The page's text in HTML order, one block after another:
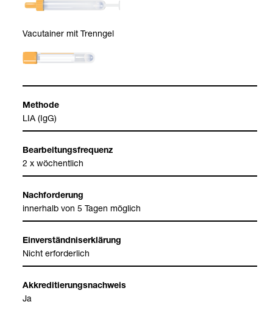
Vacu­tai­ner mit Trenn­gel
Methode
LIA (IgG)
Bear­bei­tungs­fre­quenz
2 x wöchent­lich
Nach­for­de­rung
inner­halb von 5 Tagen mög­lich
Ein­ver­ständ­nis­er­klä­rung
Nicht erfor­der­lich
Akkre­di­tie­rungs­nach­weis
Ja